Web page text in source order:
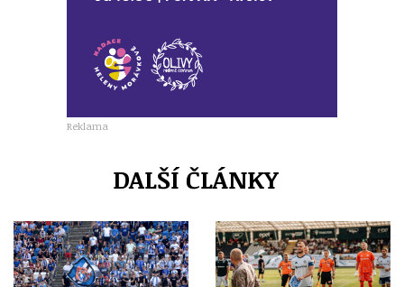
Reklama
DALŠÍ ČLÁNKY